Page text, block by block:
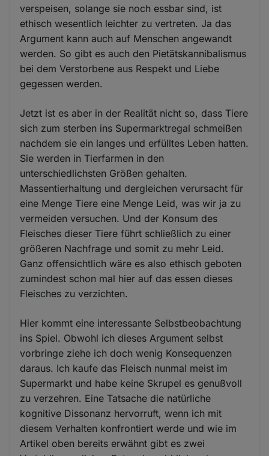
verspeisen, solange sie noch essbar sind, ist
ethisch wesentlich leichter zu vertreten. Ja das
Argument kann auch auf Menschen angewandt
werden. So gibt es auch den Pietätskannibalismus
bei dem Verstorbene aus Respekt und Liebe
gegessen werden.
Jetzt ist es aber in der Realität nicht so, dass Tiere
sich zum sterben ins Supermarktregal schmeißen
nachdem sie ein langes und erfülltes Leben hatten.
Sie werden in Tierfarmen in den
unterschiedlichsten Größen gehalten.
Massentierhaltung und dergleichen verursacht für
eine Menge Tiere eine Menge Leid, was wir ja zu
vermeiden versuchen. Und der Konsum des
Fleisches dieser Tiere führt schließlich zu einer
größeren Nachfrage und somit zu mehr Leid.
Ganz offensichtlich wäre es also ethisch geboten
zumindest schon mal hier auf das essen dieses
Fleisches zu verzichten.
Hier kommt eine interessante Selbstbeobachtung
ins Spiel. Obwohl ich dieses Argument selbst
vorbringe ziehe ich doch wenig Konsequenzen
daraus. Ich kaufe das Fleisch nunmal meist im
Supermarkt und habe keine Skrupel es genußvoll
zu verzehren. Eine Tatsache die natürliche
kognitive Dissonanz hervorruft, wenn ich mit
diesem Verhalten konfrontiert werde und wie im
Artikel oben bereits erwähnt gibt es zwei